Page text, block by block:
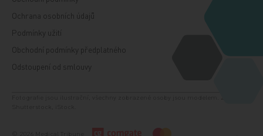
Ochrana osobních údajů
Podmínky užití
Obchodní podmínky předplatného
Odstoupení od smlouvy